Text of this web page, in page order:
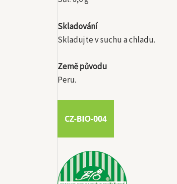
Skladování
Skladujte v suchu a chladu.
Země původu
Peru.